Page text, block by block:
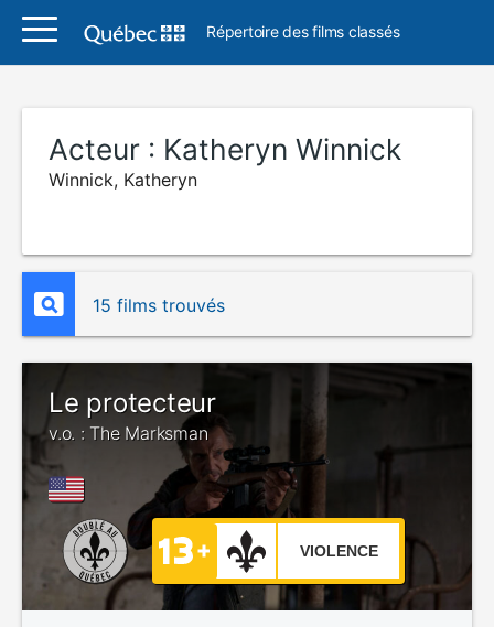
Répertoire des films classés
Acteur : Katheryn Winnick
Winnick, Katheryn
15 films trouvés
Le protecteur
v.o. : The Marksman
VIOLENCE